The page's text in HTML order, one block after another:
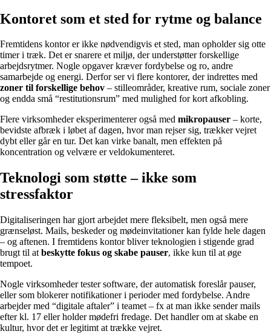
Kontoret som et sted for rytme og balance
Fremtidens kontor er ikke nødvendigvis et sted, man opholder sig otte
timer i træk. Det er snarere et miljø, der understøtter forskellige
arbejdsrytmer. Nogle opgaver kræver fordybelse og ro, andre
samarbejde og energi. Derfor ser vi flere kontorer, der indrettes med
zoner til forskellige behov – stilleområder, kreative rum, sociale zoner
og endda små “restitutionsrum” med mulighed for kort afkobling.
Flere virksomheder eksperimenterer også med mikropauser – korte,
bevidste afbræk i løbet af dagen, hvor man rejser sig, trækker vejret
dybt eller går en tur. Det kan virke banalt, men effekten på
koncentration og velvære er veldokumenteret.
Teknologi som støtte – ikke som
stressfaktor
Digitaliseringen har gjort arbejdet mere fleksibelt, men også mere
grænseløst. Mails, beskeder og mødeinvitationer kan fylde hele dagen
– og aftenen. I fremtidens kontor bliver teknologien i stigende grad
brugt til at beskytte fokus og skabe pauser, ikke kun til at øge
tempoet.
Nogle virksomheder tester software, der automatisk foreslår pauser,
eller som blokerer notifikationer i perioder med fordybelse. Andre
arbejder med “digitale aftaler” i teamet – fx at man ikke sender mails
efter kl. 17 eller holder mødefri fredage. Det handler om at skabe en
kultur, hvor det er legitimt at trække vejret.